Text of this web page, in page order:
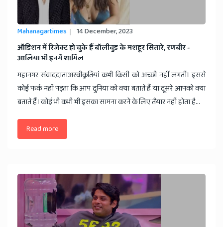
Mahanagartimes 14 December, 2023
ऑडिशन में रिजेक्ट हो चुके हैं बॉलीवुड के मशहूर सितारे, रणबीर -
आलिया भी इनमें शामिल
महानगर संवाददाताअस्वीकृतियां कभी किसी को अच्छी नहीं लगतीं। इससे
कोई फर्क नहीं पड़ता कि आप दुनिया को क्या बताते हैं या दूसरे आपको क्या
बताते हैं। कोई भी कभी भी इसका सामना करने के लिए तैयार नहीं होता है...
Read more